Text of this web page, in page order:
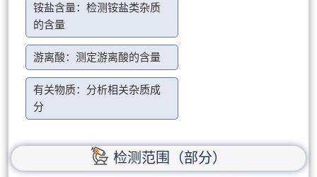
铵盐含量：检测铵盐类杂质
的含量
游离酸：测定游离酸的含量
有关物质：分析相关杂质成
分
检测范围（部分）